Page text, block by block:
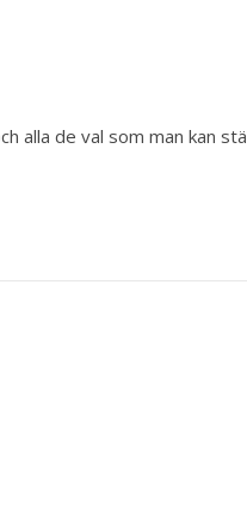
alla de val som man kan